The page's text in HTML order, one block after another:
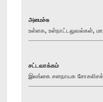
அமைச்சு
உள்ளக, உள்நாட்டலுவல்கள்,
சட்டவாக்கம்
இலங்கை சனநாயக சோசலிசக்